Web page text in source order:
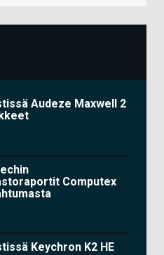
Audeze Maxwell 2
Computex
Keychron K2 HE